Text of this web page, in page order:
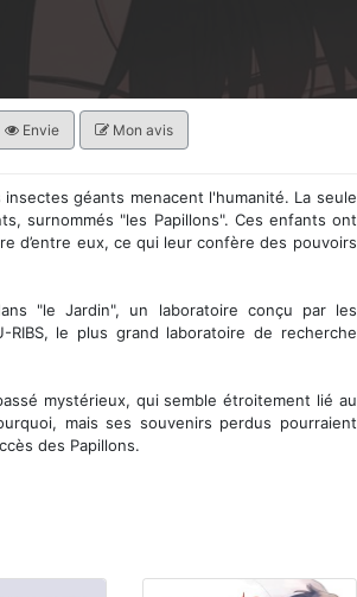
Envie Mon avis
géants menacent l'humanité. La seule
surnommés "les Papillons". Ces enfants ont
d’entre eux, ce qui leur confère des pouvoirs
"le Jardin", un laboratoire conçu par les
le plus grand laboratoire de recherche
mystérieux, qui semble étroitement lié au
mais ses souvenirs perdus pourraient
des Papillons.